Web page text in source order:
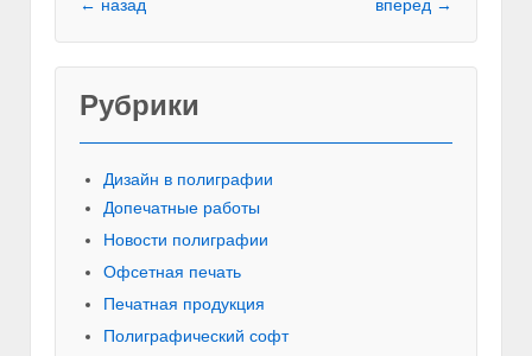
← назад вперед →
Рубрики
Дизайн в полиграфии
Допечатные работы
Новости полиграфии
Офсетная печать
Печатная продукция
Полиграфический софт